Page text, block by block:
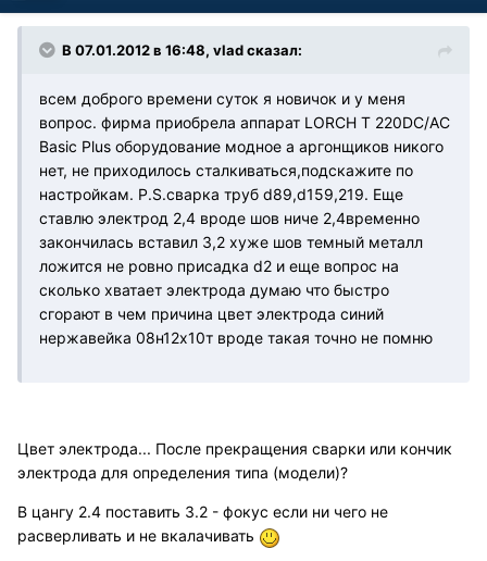
В 07.01.2012 в 16:48, vlad сказал:
всем доброго времени суток я новичок и у меня
вопрос. фирма приобрела аппарат LORCH T 220DC/AC
Basic Plus оборудование модное а аргонщиков никого
нет, не приходилось сталкиваться,подскажите по
настройкам. P.S.сварка труб d89,d159,219. Еще
ставлю электрод 2,4 вроде шов ниче 2,4временно
закончилась вставил 3,2 хуже шов темный металл
ложится не ровно присадка d2 и еще вопрос на
сколько хватает электрода думаю что быстро
сгорают в чем причина цвет электрода синий
нержавейка 08н12х10т вроде такая точно не помню
Цвет электрода... После прекращения сварки или кончик
электрода для определения типа (модели)?
В цангу 2.4 поставить 3.2 - фокус если ни чего не
расверливать и не вкалачивать